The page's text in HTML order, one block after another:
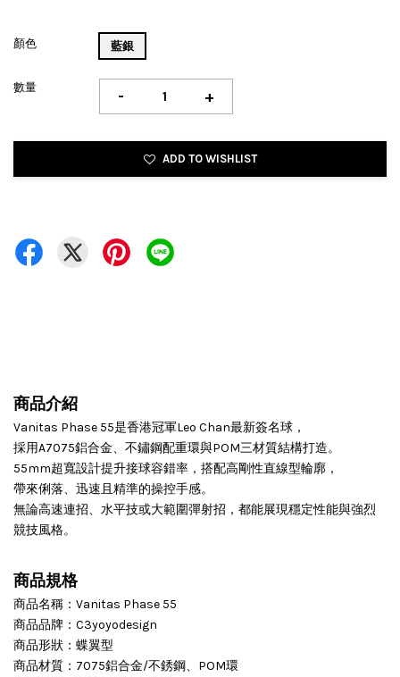
顏色 藍銀
數量 - +
ADD TO WISHLIST
商品介紹
Vanitas Phase 55是香港冠軍Leo Chan最新簽名球 ，
採用A7075鋁合金、不鏽鋼配重環與POM三材質結構打造。
55mm超寬設計提升接球容錯率，搭配高剛性直線型輪廓，
帶來俐落、迅速且精準的操控手感。
無論高速連招、水平技或大範圍彈射招，都能展現穩定性能與強烈
競技風格。
商品規格
商品名稱：Vanitas Phase 55
商品品牌：C3yoyodesign
商品形狀：蝶翼型
商品材質：7075鋁合金/不銹鋼、POM環